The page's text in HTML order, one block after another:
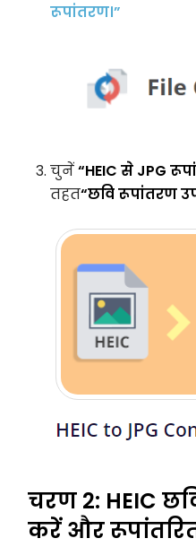
रूपांतरण।”
चुनें“HEIC से JPG
तहत“छवि रूपांतरण
चरण 2: HEIC
करें और